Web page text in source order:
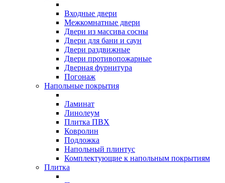
Входные двери
Межкомнатные двери
Двери из массива сосны
Двери для бани и саун
Двери раздвижные
Двери противопожарные
Дверная фурнитура
Погонаж
Напольные покрытия
Ламинат
Линолеум
Плитка ПВХ
Ковролин
Подложка
Напольный плинтус
Комплектующие к напольным покрытиям
Плитка